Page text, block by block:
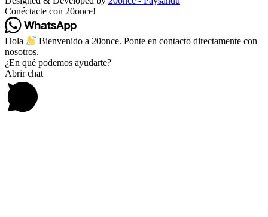
Conéctacte con 20once!
Hola
Bienvenido a 20once. Ponte en contacto directamente con
nosotros.
¿En qué podemos ayudarte?
Abrir chat